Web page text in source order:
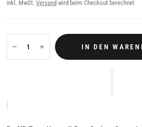
inkl. MwSt. Versand wird beim Checkout berechnet
IN DEN